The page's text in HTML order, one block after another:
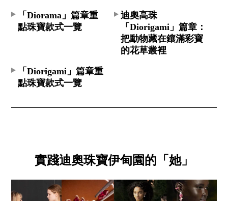
「Diorama」篇章重
點珠寶款式一覽
迪奧高珠
「Diorigami」篇章：
把動物藏在鑲滿彩寶
的花草叢裡
「Diorigami」篇章重
點珠寶款式一覽
實踐迪奧珠寶伊甸園的「她」